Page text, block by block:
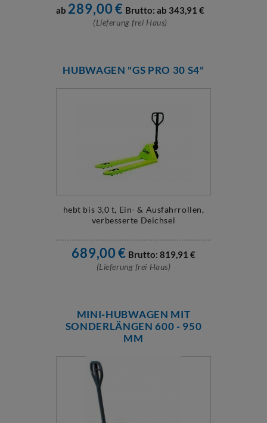
ab 289,00€ Brutto: ab 343,91 €
(Lieferung frei Haus)
HUBWAGEN "GS PRO 30 S4"
hebt bis 3,0 t, Ein- & Ausfahrrollen,
verbesserte Deichsel
689,00€ Brutto:819,91 €
(Lieferung frei Haus)
MINI-HUBWAGEN MIT
SONDERLÄNGEN 600 - 950
MM